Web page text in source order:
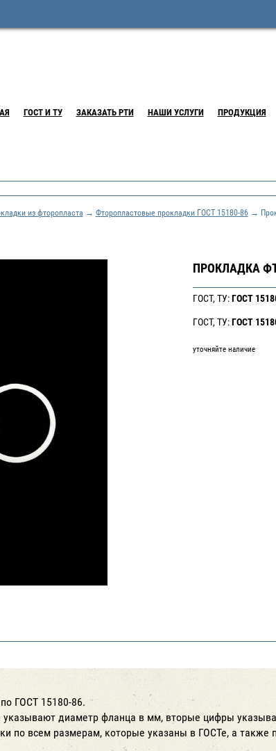
ГОСТ И ТУ ЗАКАЗАТЬ РТИ НАШИ УСЛУГИ ПРОДУКЦИЯ
из фторопласта → Фторопластовые прокладки ГОСТ 15180-86→
ПРОКЛАДКА
ГОСТ, ТУ:ГОСТ
ГОСТ, ТУ:ГОСТ
уточняйте наличие
ГОСТ 15180-86.
диаметр фланца в мм, вторые цифры
по всем размерам, которые указаны в ГОСТе, а